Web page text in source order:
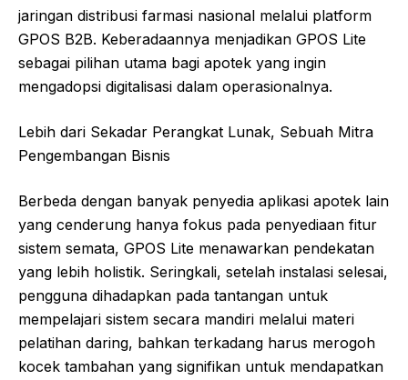
jaringan distribusi farmasi nasional melalui platform
GPOS B2B. Keberadaannya menjadikan GPOS Lite
sebagai pilihan utama bagi apotek yang ingin
mengadopsi digitalisasi dalam operasionalnya.
Lebih dari Sekadar Perangkat Lunak, Sebuah Mitra
Pengembangan Bisnis
Berbeda dengan banyak penyedia aplikasi apotek lain
yang cenderung hanya fokus pada penyediaan fitur
sistem semata, GPOS Lite menawarkan pendekatan
yang lebih holistik. Seringkali, setelah instalasi selesai,
pengguna dihadapkan pada tantangan untuk
mempelajari sistem secara mandiri melalui materi
pelatihan daring, bahkan terkadang harus merogoh
kocek tambahan yang signifikan untuk mendapatkan